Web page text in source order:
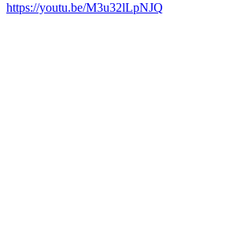
https://youtu.be/M3u32lLpNJQ